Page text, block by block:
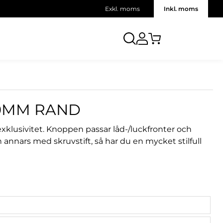
Exkl. moms Inkl. moms
RAND
Knoppen passar låd-/luckfronter och
med skruvstift, så har du en mycket stilfull